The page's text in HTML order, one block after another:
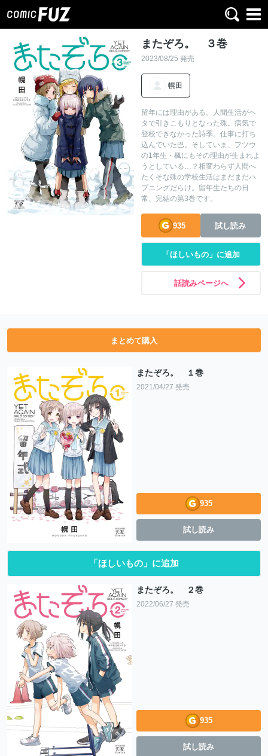
またぞろ。 ３巻
2023/08/25 発売
幌田
留年には理由がある。人間生活がヘ
タで引きこもりとなった殊。病気で
登校できなかった詩季。仕事に打ち
込んでいた巴。そしていま、フツウ
の1年生・楓にもその理由が生まれよ
うとしている…？相変わらず人間へ
たくそな殊の学校生活はまだまだハ
プニングだらけ。留年生たちの日
常、完結の第3巻です。
935 試し読み
「ほしいもの」に追加
話読みページへ
まとめて購入
またぞろ。 １巻
2021/04/27 発売
935
試し読み
「ほしいもの」に追加
またぞろ。 ２巻
2022/06/27 発売
935
試し読み